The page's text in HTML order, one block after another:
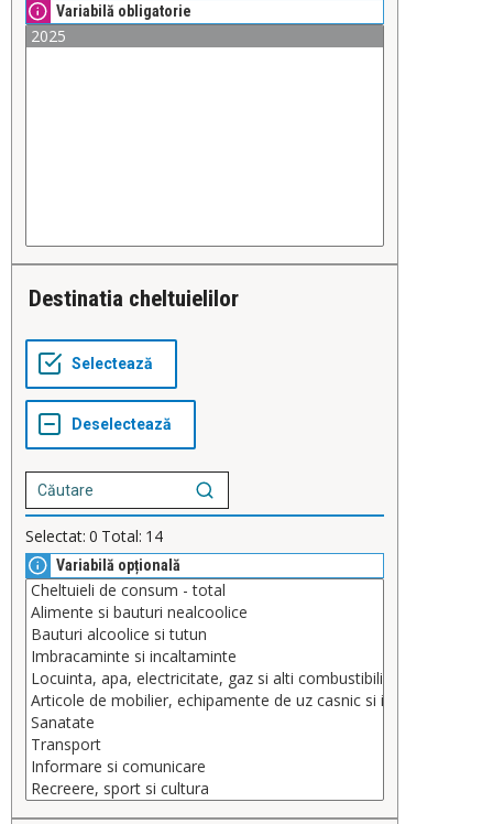
Variabilă obligatorie
Destinatia cheltuielilor
Selectat: 0 Total: 14
Variabilă opțională